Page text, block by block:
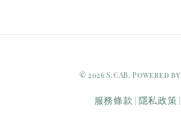
© 2026 S.CAB. Powered by
服務條款 隱私政策